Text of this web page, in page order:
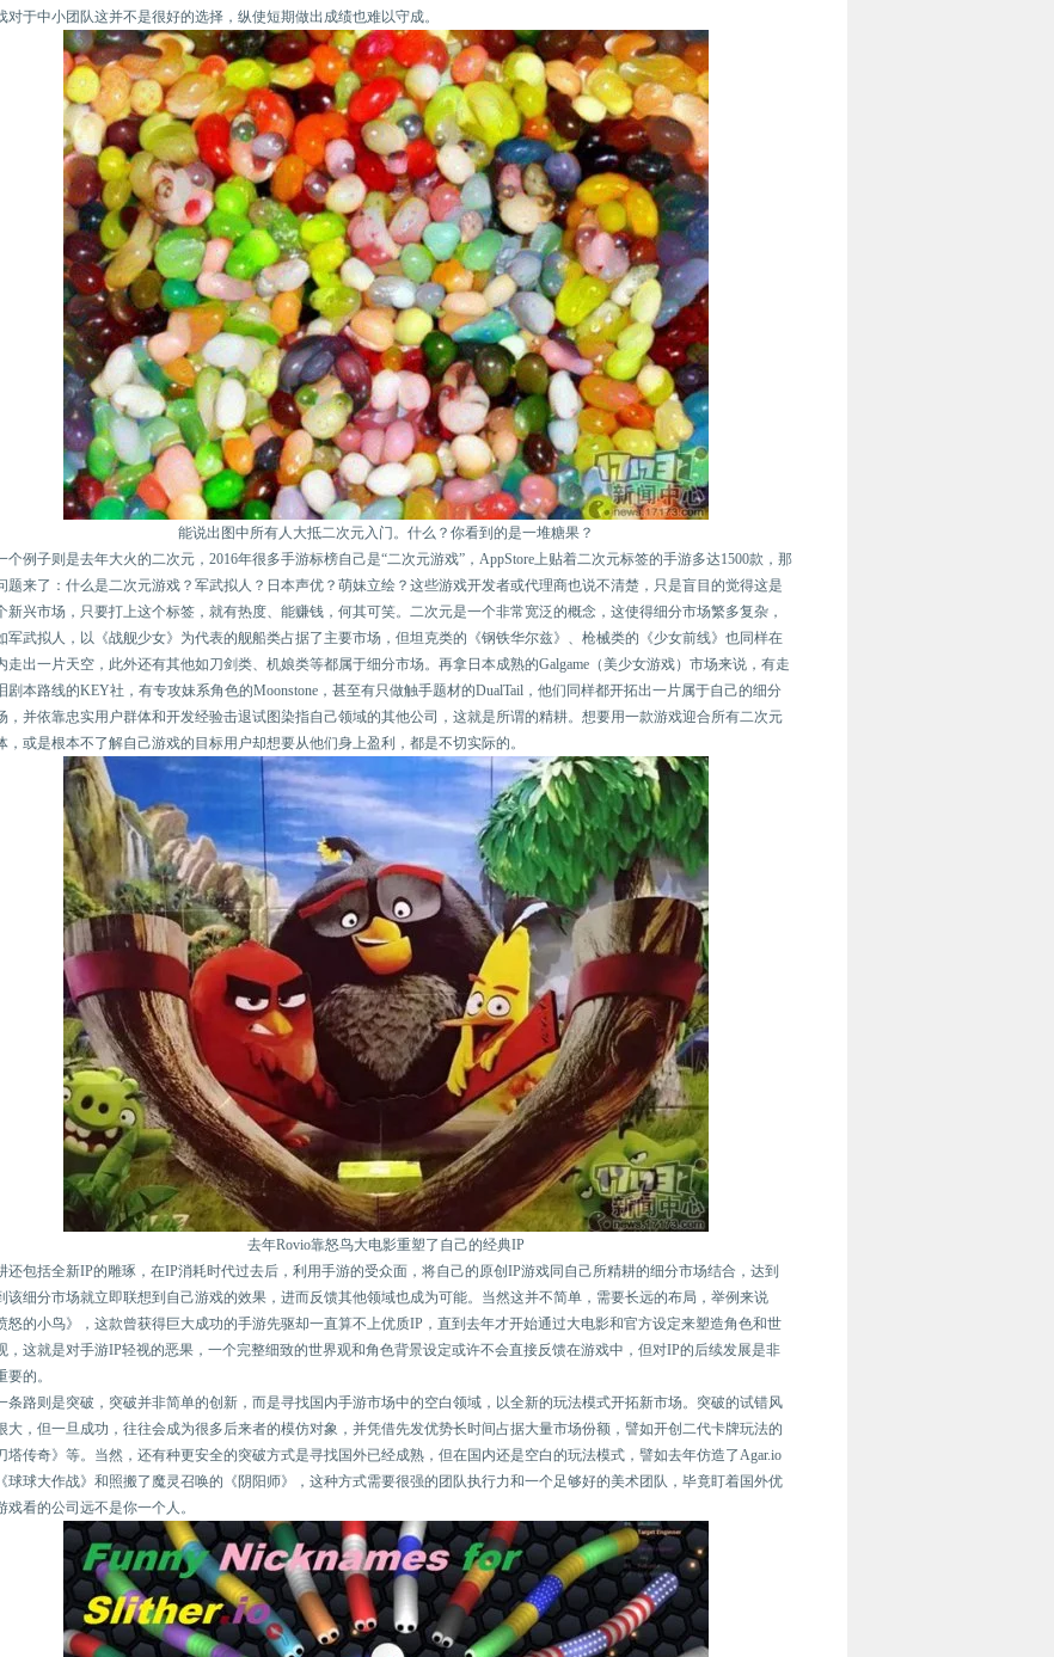
对于中小团队这并不是很好的选择，纵使短期做出成绩也难以守成。
能说出图中所有人大抵二次元入门。什么？你看到的是一堆糖果？
个例子则是去年大火的二次元，2016年很多手游标榜自己是“二次元游戏”，AppStore上贴着二次元标签的手游多达1500款，那
题来了：什么是二次元游戏？军武拟人？日本声优？萌妹立绘？这些游戏开发者或代理商也说不清楚，只是盲目的觉得这是
新兴市场，只要打上这个标签，就有热度、能赚钱，何其可笑。二次元是一个非常宽泛的概念，这使得细分市场繁多复杂，
军武拟人，以《战舰少女》为代表的舰船类占据了主要市场，但坦克类的《钢铁华尔兹》、枪械类的《少女前线》也同样在
走出一片天空，此外还有其他如刀剑类、机娘类等都属于细分市场。再拿日本成熟的Galgame（美少女游戏）市场来说，有走
剧本路线的KEY社，有专攻妹系角色的Moonstone，甚至有只做触手题材的DualTail，他们同样都开拓出一片属于自己的细分
，并依靠忠实用户群体和开发经验击退试图染指自己领域的其他公司，这就是所谓的精耕。想要用一款游戏迎合所有二次元
，或是根本不了解自己游戏的目标用户却想要从他们身上盈利，都是不切实际的。
去年Rovio靠怒鸟大电影重塑了自己的经典IP
还包括全新IP的雕琢，在IP消耗时代过去后，利用手游的受众面，将自己的原创IP游戏同自己所精耕的细分市场结合，达到
该细分市场就立即联想到自己游戏的效果，进而反馈其他领域也成为可能。当然这并不简单，需要长远的布局，举例来说
怒的小鸟》，这款曾获得巨大成功的手游先驱却一直算不上优质IP，直到去年才开始通过大电影和官方设定来塑造角色和世
，这就是对手游IP轻视的恶果，一个完整细致的世界观和角色背景设定或许不会直接反馈在游戏中，但对IP的后续发展是非
要的。
条路则是突破，突破并非简单的创新，而是寻找国内手游市场中的空白领域，以全新的玩法模式开拓新市场。突破的试错风
大，但一旦成功，往往会成为很多后来者的模仿对象，并凭借先发优势长时间占据大量市场份额，譬如开创二代卡牌玩法的
塔传奇》等。当然，还有种更安全的突破方式是寻找国外已经成熟，但在国内还是空白的玩法模式，譬如去年仿造了Agar.io
球球大作战》和照搬了魔灵召唤的《阴阳师》，这种方式需要很强的团队执行力和一个足够好的美术团队，毕竟盯着国外优
戏看的公司远不是你一个人。